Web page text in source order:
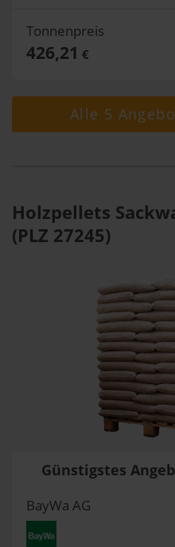
Tonnenpreis
426,21 €
Alle 5
Holzpellets
(PLZ 27245)
Günstigstes
BayWa AG